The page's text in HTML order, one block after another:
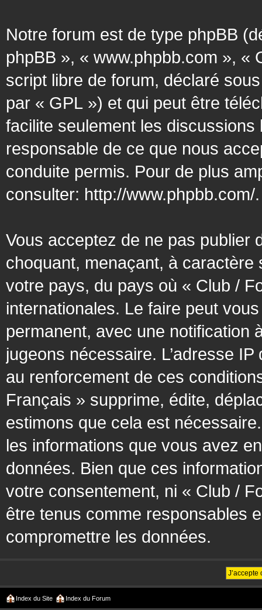
Notre forum est de type phpBB
phpBB », « www.phpbb.com », «
script libre de forum, déclaré
par « GPL ») et qui peut être
facilite seulement les
responsable de ce que nous
conduite permis. Pour de plus
consulter: http://www.phpbb.com/.
Vous acceptez de ne pas publier
choquant, menaçant, à
votre pays, du pays où « Club /
internationales. Le faire peut
permanent, avec une notification
jugeons nécessaire. L’adresse
au renforcement de ces
Français » supprime, édite,
estimons que cela est
les informations que vous avez
données. Bien que ces
votre consentement, ni « Club /
être tenus comme responsables
compromettre les données.
Index du Site Index du Forum